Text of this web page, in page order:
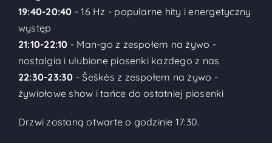
19:40-20:40 - 16 Hz - popularne hity i energetyczny
występ
21:10-22:10 - Man-go z zespołem na żywo -
nostalgia i ulubione piosenki każdego z nas
22:30-23:30 - Šeškės z zespołem na żywo -
żywiołowe show i tańce do ostatniej piosenki
Drzwi zostaną otwarte o godzinie 17:30.